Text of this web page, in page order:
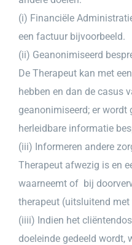
(i) Financiële
een factuur bijvoorbeeld.
(ii) Geanonimiseerd
De Therapeut kan met
hebben en dan de casus
geanonimiseerd; er wordt
herleidbare informatie
(iii) Informeren andere
Therapeut afwezig is en
waarneemt of bij
therapeut (uitsluitend
(iiii) Indien het
doeleinde gedeeld wordt,